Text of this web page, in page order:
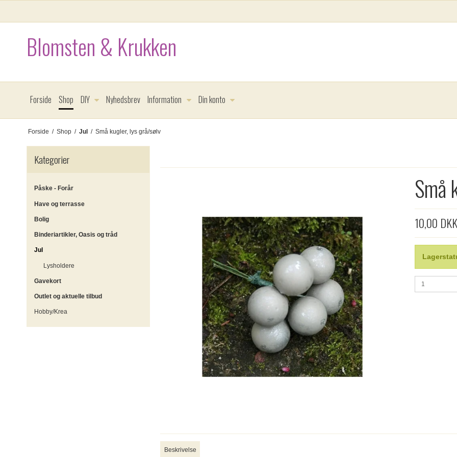
Blomsten & Krukken
Forside Shop DIY Nyhedsbrev Information Din konto
Forside / Shop / Jul / Små kugler, lys grå/sølv
Kategorier
Påske - Forår
Have og terrasse
Bolig
Binderiartikler, Oasis og tråd
Jul
Lysholdere
Gavekort
Outlet og aktuelle tilbud
Hobby/Krea
Små
10,00 DKK
Beskrivelse